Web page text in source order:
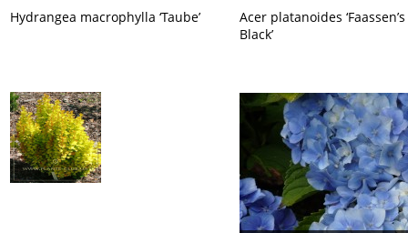
Hydrangea macrophylla ‘Taube’
Acer platanoides ‘Faassen’s
Black’